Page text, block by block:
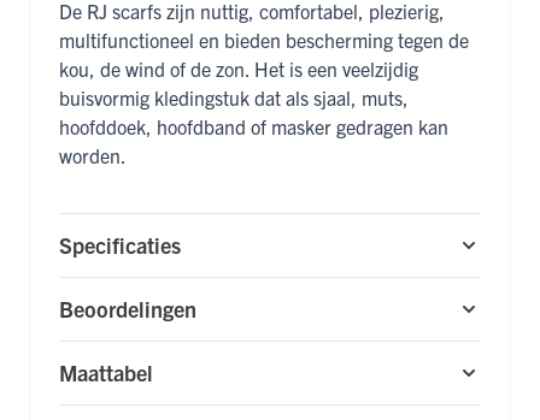
De RJ scarfs zijn nuttig, comfortabel, plezierig,
multifunctioneel en bieden bescherming tegen de
kou, de wind of de zon. Het is een veelzijdig
buisvormig kledingstuk dat als sjaal, muts,
hoofddoek, hoofdband of masker gedragen kan
worden.
Specificaties
Beoordelingen
Maattabel